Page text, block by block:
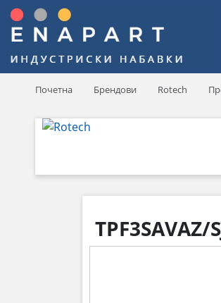
Почетна Брендови Rotech